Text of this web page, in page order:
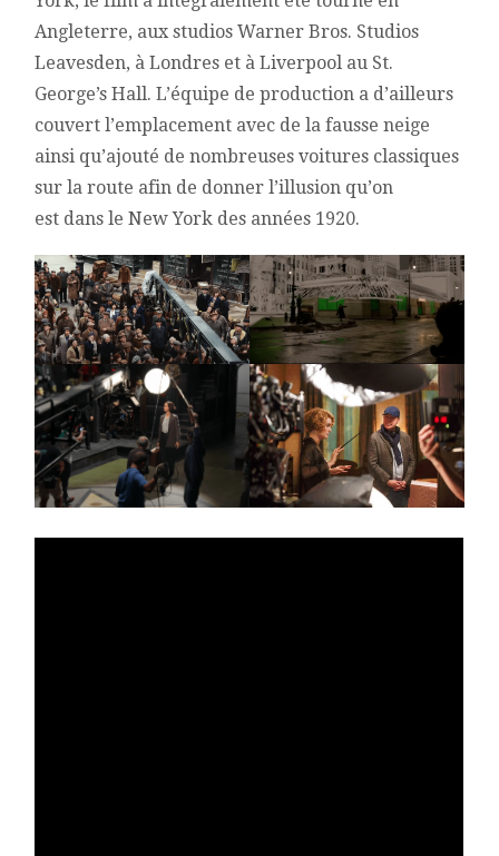
Angleterre, aux studios Warner Bros. Studios
Leavesden, à Londres et à Liverpool au St.
George’s Hall. L’équipe de production a d’ailleurs
couvert l’emplacement avec de la fausse neige
ainsi qu’ajouté de nombreuses voitures classiques
sur la route afin de donner l’illusion qu’on
est dans le New York des années 1920.